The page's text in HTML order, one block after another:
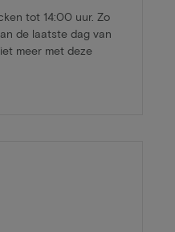
tot 14:00 uur. Zo
de laatste dag van
meer met deze